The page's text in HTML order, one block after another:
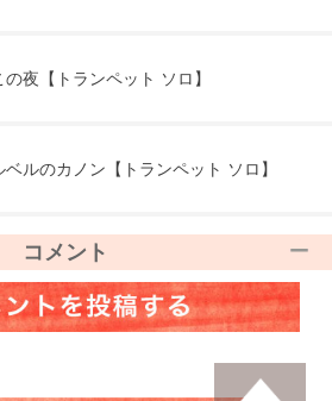
夜【トランペット ソロ】
ルのカノン【トランペット ソロ】
コメント